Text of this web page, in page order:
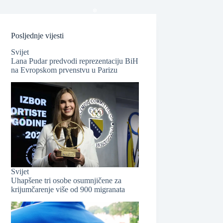
Posljednje vijesti
Svijet
Lana Pudar predvodi reprezentaciju BiH
na Evropskom prvenstvu u Parizu
Svijet
Uhapšene tri osobe osumnjičene za
krijumčarenje više od 900 migranata
❆